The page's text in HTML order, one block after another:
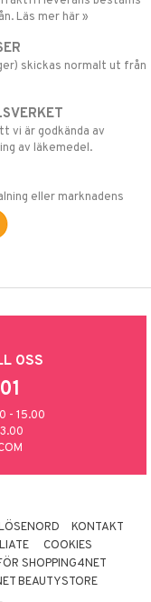
Läs mer här »
skickas normalt ut från
vi är godkända av
av läkemedel.
eller marknadens
OSS
- 15.00
KONTAKT
COOKIES
SHOPPING4NET
BEAUTYSTORE